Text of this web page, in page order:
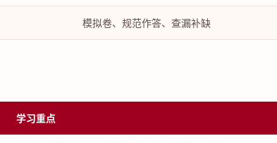
模拟卷、规范作答、查漏补缺
学习重点